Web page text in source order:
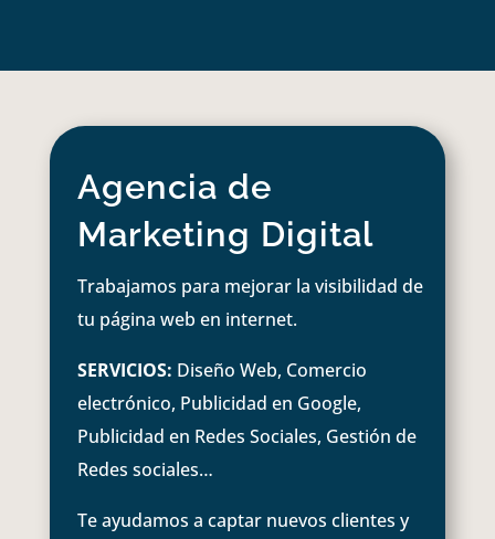
Agencia de
Marketing Digital
Trabajamos para mejorar la visibilidad de
tu página web en internet.
SERVICIOS: Diseño Web, Comercio
electrónico, Publicidad en Google,
Publicidad en Redes Sociales, Gestión de
Redes sociales…
Te ayudamos a captar nuevos clientes y